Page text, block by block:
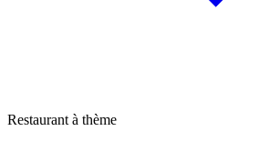
Restaurant à thème